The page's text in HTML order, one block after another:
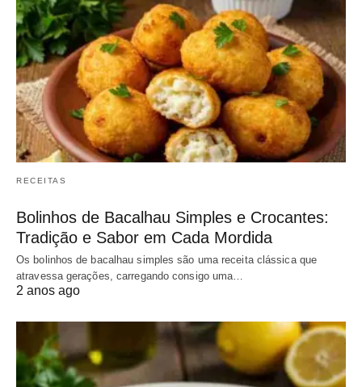
RECEITAS
Bolinhos de Bacalhau Simples e Crocantes:
Tradição e Sabor em Cada Mordida
Os bolinhos de bacalhau simples são uma receita clássica que
atravessa gerações, carregando consigo uma…
2 anos ago